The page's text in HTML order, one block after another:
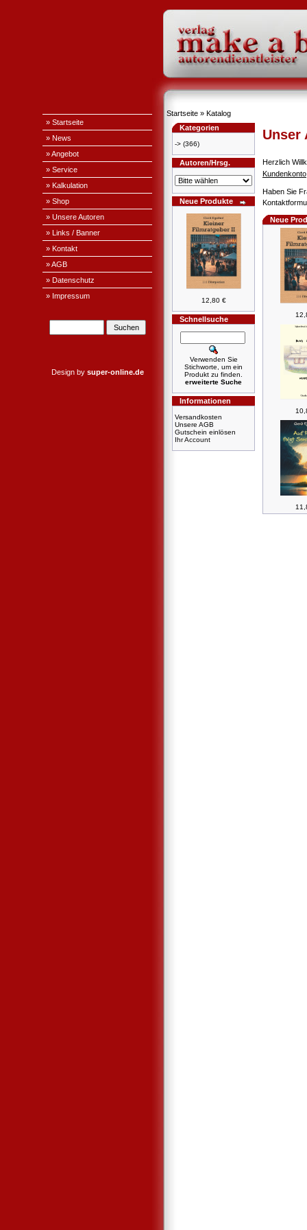
» Startseite
» News
» Angebot
» Service
» Kalkulation
» Shop
» Unsere Autoren
» Links / Banner
» Kontakt
» AGB
» Datenschutz
» Impressum
Design by super-online.de
Startseite » Katalog
Kategorien
-> (366)
Autoren/Hrsg.
Neue Produkte
12,80 €
Schnellsuche
Verwenden Sie
Stichworte, um ein
Produkt zu finden.
erweiterte Suche
Informationen
Versandkosten
Unsere AGB
Gutschein einlösen
Ihr Account
Unser
Herzlich
Kundenkonto
Haben Sie
Neue